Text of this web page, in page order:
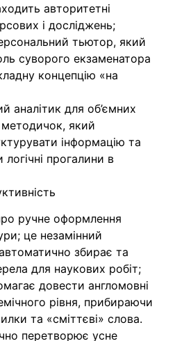
авторитетні
і досліджень;
тьютор, який
суворого екзаменатора
концепцію «на
аналітик для об’ємних
методичок, який
інформацію та
логічні прогалини в
ручне оформлення
це незамінний
збирає та
для наукових робіт;
довести англомовні
рівня, прибираючи
та «сміттєві» слова.
перетворює усне